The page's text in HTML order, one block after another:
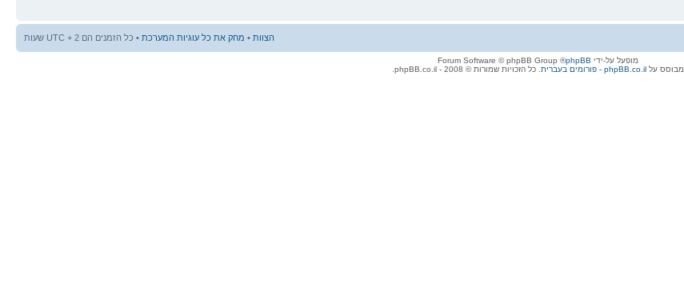
הצוות • מחק את כל עוגיות המערכת • כל הזמנים הם UTC + 2 שעות
מופעל על-ידי phpBB
® Forum Software © phpBB Group
מבוסס עלphpBB.co.il - פורומים בעברית . כל הזכויות שמורות © 2008 - phpBB.co.il.